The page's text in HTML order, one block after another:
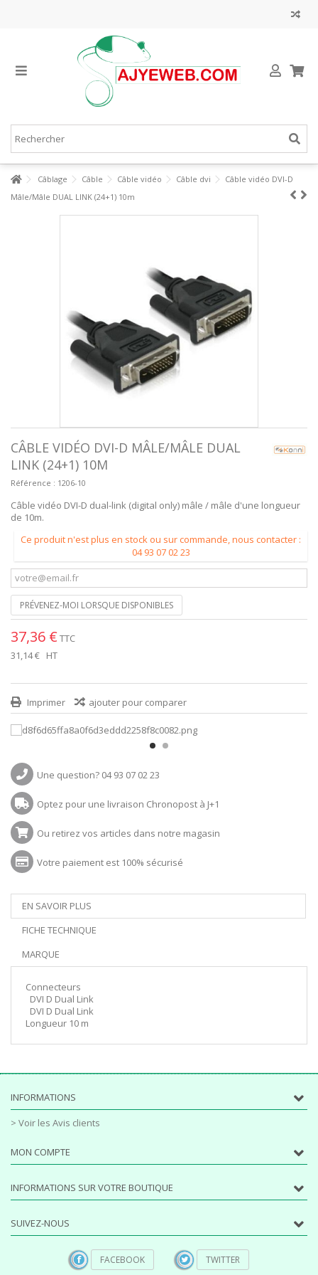
Câblage Câble Câble vidéo Câble dvi
Câble vidéo DVI-D
Mâle/Mâle DUAL LINK (24+1) 10m
CÂBLE VIDÉO DVI-D MÂLE/MÂLE DUAL
LINK (24+1) 10M
Référence : 1206-10
Câble vidéo DVI-D dual-link (digital only) mâle / mâle d'une longueur
de 10m.
Ce produit n'est plus en stock ou sur commande, nous contacter :
04 93 07 02 23
PRÉVENEZ-MOI LORSQUE DISPONIBLES
37,36 € TTC
31,14 € HT
Imprimer ajouter pour comparer
Une question? 04 93 07 02 23
Optez pour une livraison Chronopost à J+1
Ou retirez vos articles dans notre magasin
Votre paiement est 100% sécurisé
EN SAVOIR PLUS
FICHE TECHNIQUE
MARQUE
Connecteurs
DVI D Dual Link
DVI D Dual Link
Longueur 10 m
INFORMATIONS
> Voir les Avis clients
MON COMPTE
INFORMATIONS SUR VOTRE BOUTIQUE
SUIVEZ-NOUS
FACEBOOK TWITTER